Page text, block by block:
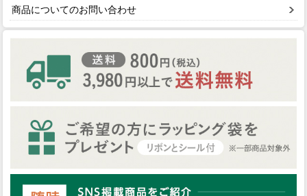
商品についてのお問い合わせ